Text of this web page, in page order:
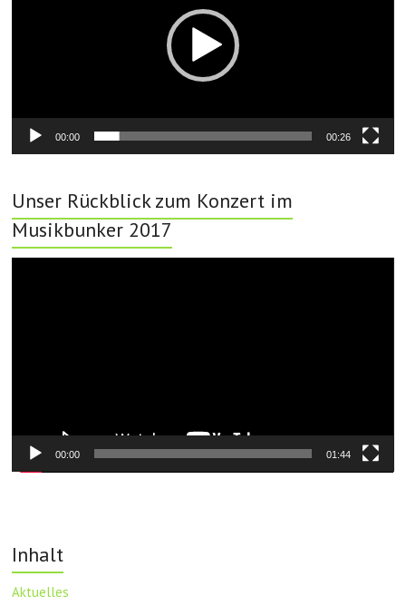
00:00 00:26
Unser Rückblick zum Konzert im
Musikbunker 2017
00:00 01:44
Inhalt
Aktuelles